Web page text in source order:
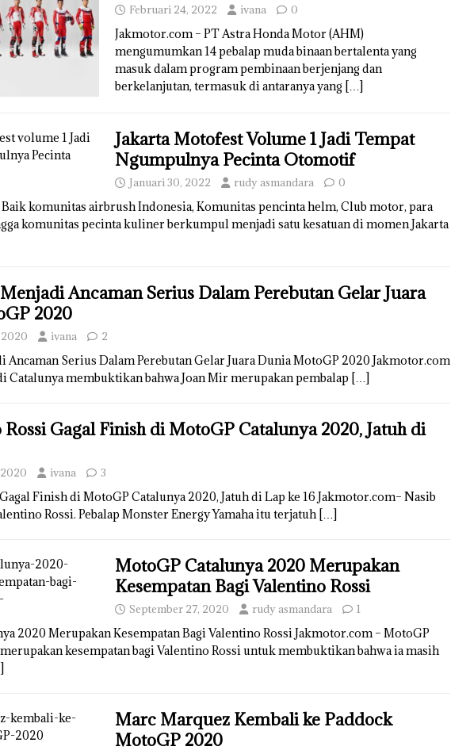
Februari 24, 2022 ivana 0
Jakmotor.com – PT Astra Honda Motor (AHM)
mengumumkan 14 pebalap muda binaan bertalenta yang
masuk dalam program pembinaan berjenjang dan
berkelanjutan, termasuk di antaranya yang […]
Jakarta Motofest Volume 1 Jadi Tempat
Ngumpulnya Pecinta Otomotif
Januari 30, 2022 rudy asmandara 0
komunitas airbrush Indonesia, Komunitas pencinta helm, Club motor, para
komunitas pecinta kuliner berkumpul menjadi satu kesatuan di momen Jakarta
Ancaman Serius Dalam Perebutan Gelar Juara
2020
ivana 2
Ancaman Serius Dalam Perebutan Gelar Juara Dunia MotoGP 2020 Jakmotor.com
Catalunya membuktikan bahwa Joan Mir merupakan pembalap […]
Gagal Finish di MotoGP Catalunya 2020, Jatuh di
ivana 3
Finish di MotoGP Catalunya 2020, Jatuh di Lap ke 16 Jakmotor.com– Nasib
Rossi. Pebalap Monster Energy Yamaha itu terjatuh […]
MotoGP Catalunya 2020 Merupakan
Kesempatan Bagi Valentino Rossi
September 27, 2020 rudy asmandara 1
2020 Merupakan Kesempatan Bagi Valentino Rossi Jakmotor.com – MotoGP
kesempatan bagi Valentino Rossi untuk membuktikan bahwa ia masih
Marc Marquez Kembali ke Paddock
MotoGP 2020